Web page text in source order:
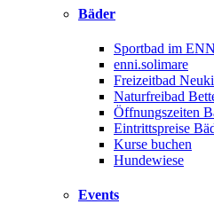
Bäder
Sportbad im
enni.solimare
Freizeitbad
Naturfreibad
Öffnungszeiten
Eintrittspreise
Kurse buchen
Hundewiese
Events